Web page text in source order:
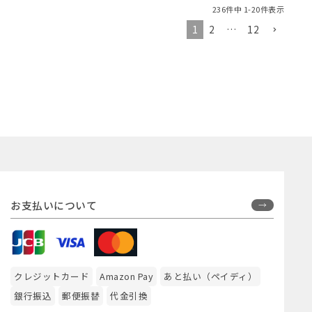
236件中 1-20件表示
1 2 … 12
お支払いについて
クレジットカード Amazon Pay
あと払い（ペイディ）
銀行振込
郵便振替 代金引換